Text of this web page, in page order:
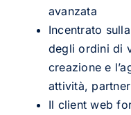
avanzata
Incentrato
degli ordini di
creazione e
attività,
Il client web